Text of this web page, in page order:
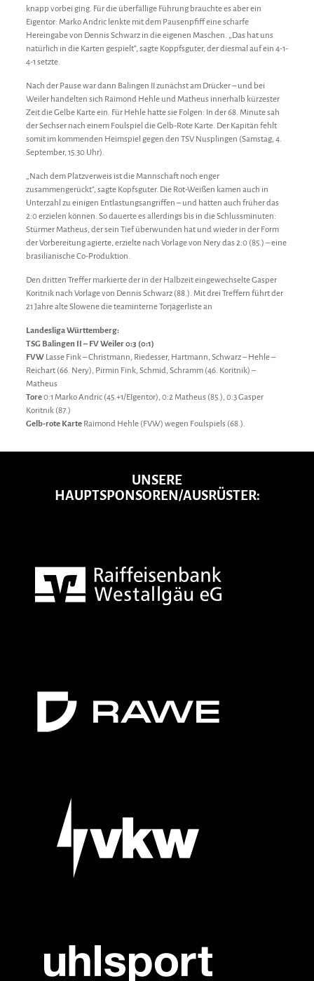
knapp vorbei ging. Für die überfällige Führung brauchte es aber ein
Eigentor: Marko Andric lenkte mit dem Pausenpfiff eine scharfe
Hereingabe von Dennis Schwarz in die eigenen Maschen. „Das hat uns
natürlich in die Karten gespielt“, sagte Koppfsguter, der diesmal auf ein 4-1-
4-1 setzte.
Nach der Pause war dann Balingen II zunächst am Drücker – und bei
Weiler handelten sich Raimond Hehle und Matheus innerhalb kürzester
Zeit die Gelbe Karte ein. Für Hehle hatte sie Folgen: In der 68. Minute sah
der Sechser nach einem Foulspiel die Gelb-Rote Karte. Der Kapitän fehlt
somit im kommenden Heimspiel gegen den TSV Nusplingen (Samstag, 4.
September, 15.30 Uhr).
„Nach dem Platzverweis ist die Mannschaft noch enger
zusammengerückt“, sagte Kopfsguter. Die Rot-Weißen kamen auch in
Unterzahl zu einigen Entlastungsangriffen – und hätten auch früher das
2:0 erzielen können. So dauerte es allerdings bis in die Schlussminuten:
Stürmer Matheus, der sein Tief überwunden hat und wieder in der Form
der Vorbereitung agierte, erzielte nach Vorlage von Nery das 2:0 (85.) – eine
brasilianische Co-Produktion.
Den dritten Treffer markierte der in der Halbzeit eingewechselte Gasper
Koritnik nach Vorlage von Dennis Schwarz (88.). Mit drei Treffern führt der
21 Jahre alte Slowene die teaminterne Torjägerliste an
Landesliga Württemberg:
TSG Balingen II – FV Weiler 0:3 (0:1)
FVWLasse Fink – Christmann, Riedesser, Hartmann, Schwarz – Hehle –
Reichart (66. Nery), Pirmin Fink, Schmid, Schramm (46. Koritnik) –
Matheus
Tore0:1 Marko Andric (45.+1/EIgentor), 0:2 Matheus (85.), 0:3 Gasper
Koritnik (87.)
Gelb-rote Karte Raimond Hehle (FVW) wegen Foulspiels (68.).
UNSERE
HAUPTSPONSOREN/AUSRÜSTER: